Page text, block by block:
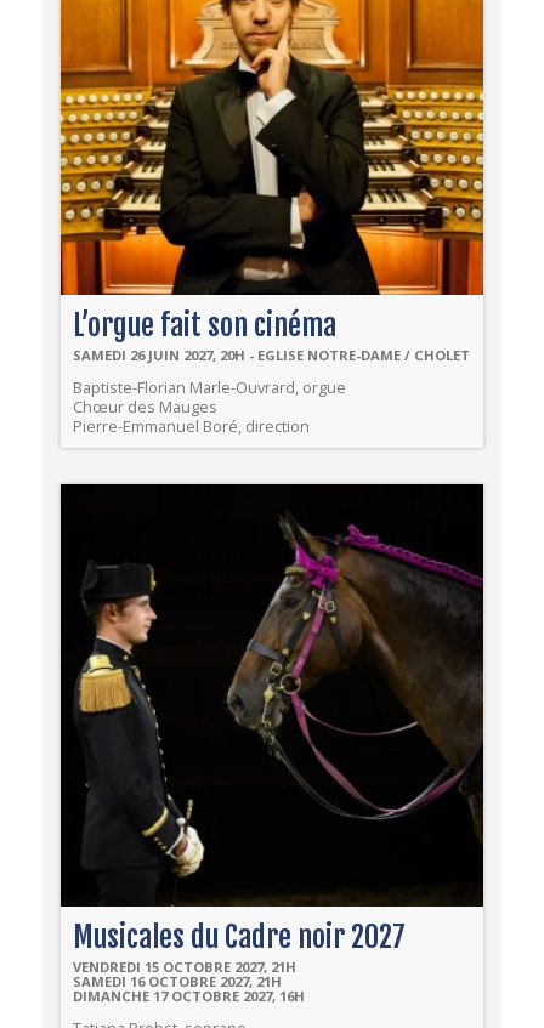
L’orgue fait son cinéma
SAMEDI 26 JUIN 2027, 20H - EGLISE NOTRE-DAME / CHOLET
Baptiste-Florian Marle-Ouvrard, orgue
Chœur des Mauges
Pierre-Emmanuel Boré, direction
Musicales du Cadre noir 2027
VENDREDI 15 OCTOBRE 2027, 21H
SAMEDI 16 OCTOBRE 2027, 21H
DIMANCHE 17 OCTOBRE 2027, 16H